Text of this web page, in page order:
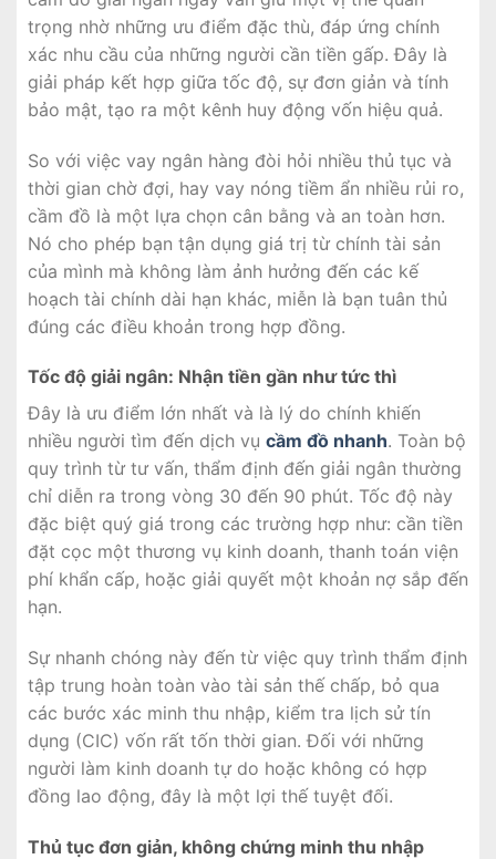
trọng nhờ những ưu điểm đặc thù, đáp ứng chính
xác nhu cầu của những người cần tiền gấp. Đây là
giải pháp kết hợp giữa tốc độ, sự đơn giản và tính
bảo mật, tạo ra một kênh huy động vốn hiệu quả.
So với việc vay ngân hàng đòi hỏi nhiều thủ tục và
thời gian chờ đợi, hay vay nóng tiềm ẩn nhiều rủi ro,
cầm đồ là một lựa chọn cân bằng và an toàn hơn.
Nó cho phép bạn tận dụng giá trị từ chính tài sản
của mình mà không làm ảnh hưởng đến các kế
hoạch tài chính dài hạn khác, miễn là bạn tuân thủ
đúng các điều khoản trong hợp đồng.
Tốc độ giải ngân: Nhận tiền gần như tức thì
Đây là ưu điểm lớn nhất và là lý do chính khiến
nhiều người tìm đến dịch vụ cầm đồ nhanh. Toàn bộ
quy trình từ tư vấn, thẩm định đến giải ngân thường
chỉ diễn ra trong vòng 30 đến 90 phút. Tốc độ này
đặc biệt quý giá trong các trường hợp như: cần tiền
đặt cọc một thương vụ kinh doanh, thanh toán viện
phí khẩn cấp, hoặc giải quyết một khoản nợ sắp đến
hạn.
Sự nhanh chóng này đến từ việc quy trình thẩm định
tập trung hoàn toàn vào tài sản thế chấp, bỏ qua
các bước xác minh thu nhập, kiểm tra lịch sử tín
dụng (CIC) vốn rất tốn thời gian. Đối với những
người làm kinh doanh tự do hoặc không có hợp
đồng lao động, đây là một lợi thế tuyệt đối.
Thủ tục đơn giản, không chứng minh thu nhập